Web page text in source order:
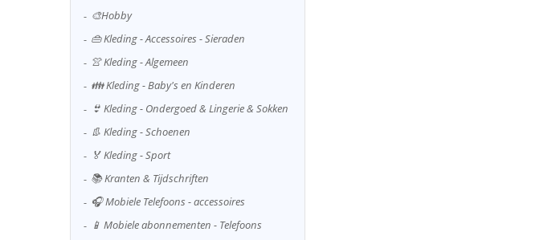
🎨Hobby
👜 Kleding - Accessoires - Sieraden
👚 Kleding - Algemeen
👪 Kleding - Baby's en Kinderen
👙 Kleding - Ondergoed & Lingerie & Sokken
👢 Kleding - Schoenen
🏅 Kleding - Sport
📚 Kranten & Tijdschriften
🎧 Mobiele Telefoons - accessoires
📱 Mobiele abonnementen - Telefoons